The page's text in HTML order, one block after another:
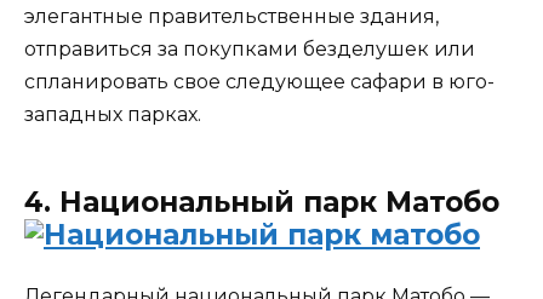
элегантные правительственные здания,
отправиться за покупками безделушек или
спланировать свое следующее сафари в юго-
западных парках.
4. Национальный парк Матобо